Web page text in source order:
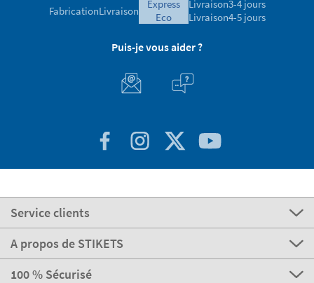
Avis validé
Puis-je vous aider ?